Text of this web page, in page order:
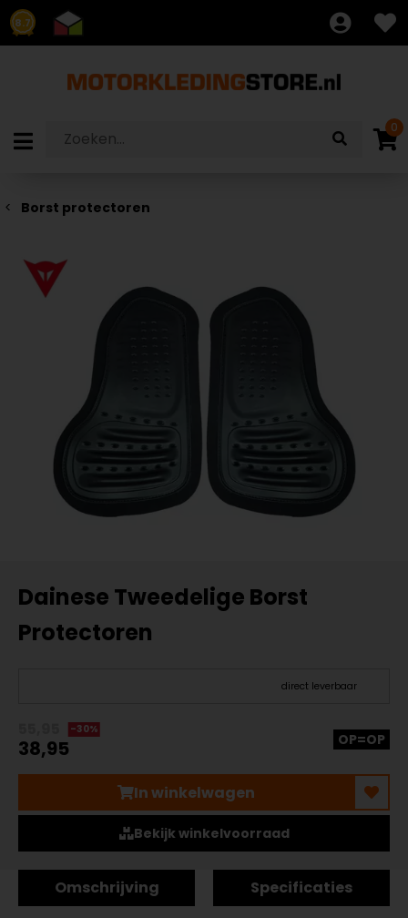
8.7
0
Borst protectoren
Dainese Tweedelige Borst
Protectoren
direct leverbaar
-30%
38,95 OP=OP
In winkelwagen
Bekijk winkelvoorraad
Omschrijving Specificaties